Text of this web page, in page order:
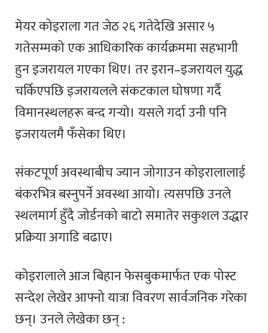
मेयर कोइराला गत जेठ २६ गतेदेखि असार ५
गतेसम्मको एक आधिकारिक कार्यक्रममा सहभागी
हुन इजरायल गएका थिए। तर इरान–इजरायल युद्ध
चर्किएपछि इजरायलले संकटकाल घोषणा गर्दै
विमानस्थलहरू बन्द गर्‍यो। यसले गर्दा उनी पनि
इजरायलमै फँसेका थिए।
संकटपूर्ण अवस्थाबीच ज्यान जोगाउन कोइरालालाई
बंकरभित्र बस्नुपर्ने अवस्था आयो। त्यसपछि उनले
स्थलमार्ग हुँदै जोर्डनको बाटो समातेर सकुशल उद्धार
प्रक्रिया अगाडि बढाए।
कोइरालाले आज बिहान फेसबुकमार्फत एक पोस्ट
सन्देश लेखेर आफ्नो यात्रा विवरण सार्वजनिक गरेका
छन्। उनले लेखेका छन् :